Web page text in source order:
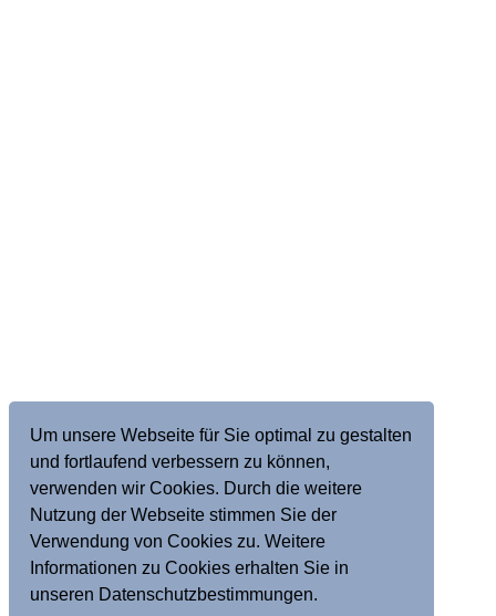
Um unsere Webseite für Sie optimal zu gestalten
und fortlaufend verbessern zu können,
verwenden wir Cookies. Durch die weitere
Nutzung der Webseite stimmen Sie der
Verwendung von Cookies zu. Weitere
Informationen zu Cookies erhalten Sie in
unseren Datenschutzbestimmungen.